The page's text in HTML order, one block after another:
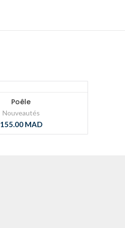
Poêle
Nouveautés
155.00 MAD